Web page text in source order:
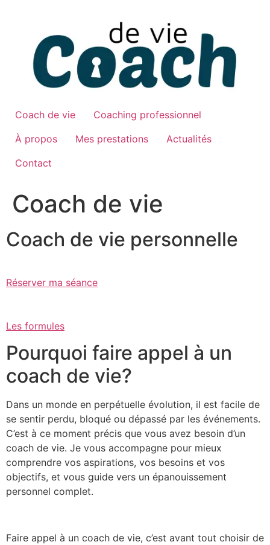
Coach de vie
Coaching professionnel
À propos
Mes prestations
Actualités
Contact
Coach de vie
Coach de vie personnelle
Réserver ma séance
Les formules
Pourquoi faire appel à un
coach de vie?
Dans un monde en perpétuelle évolution, il est facile de
se sentir perdu, bloqué ou dépassé par les événements.
C’est à ce moment précis que vous avez besoin d’un
coach de vie. Je vous accompagne pour mieux
comprendre vos aspirations, vos besoins et vos
objectifs, et vous guide vers un épanouissement
personnel complet.
Faire appel à un coach de vie, c’est avant tout choisir de